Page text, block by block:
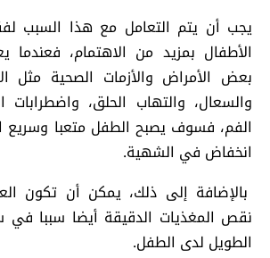
يجب أن يتم التعامل مع هذا السبب
الأطفال بمزيد من الاهتمام، فعندما
بعض الأمراض والأزمات الصحية مثل
والسعال، والتهاب الحلق،
الفم، فسوف يصبح الطفل متعبا
انخفاض في الشهية.
بالإضافة إلى ذلك، يمكن أن تكون
نقص المغذيات الدقيقة أيضا سببا في
الطويل لدى الطفل.